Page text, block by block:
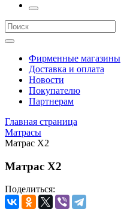
Фирменные магазины
Доставка и оплата
Новости
Покупателю
Партнерам
Главная страница
Матрасы
Матрас X2
Матрас X2
Поделиться: